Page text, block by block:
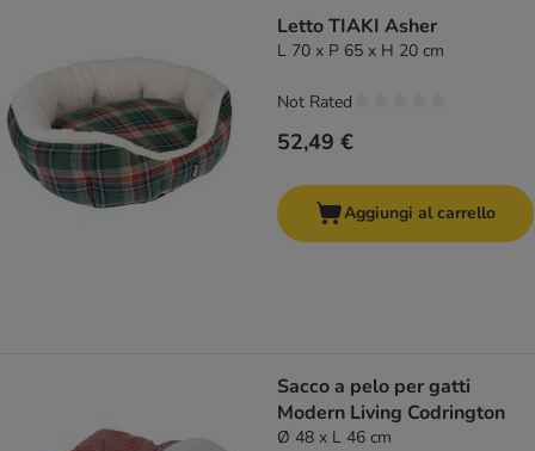
Letto TIAKI Asher
L 70 x P 65 x H 20 cm
52,49 €
Not Rated
Aggiungi al carrello
Sacco a pelo per gatti
Modern Living Codrington
Ø 48 x L 46 cm